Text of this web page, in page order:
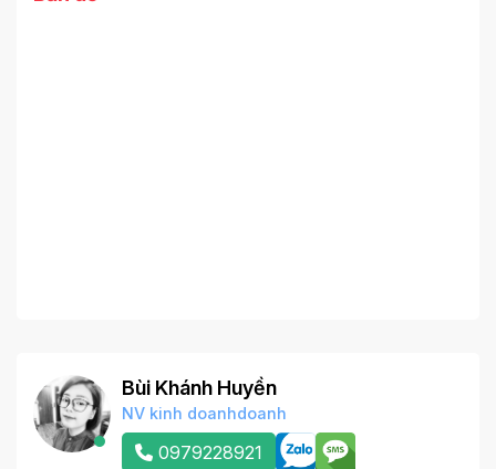
Bùi Khánh Huyền
NV kinh doanhdoanh
0979228921